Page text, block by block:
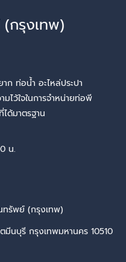
กรุงเทพ)
ก ท่อน้ำ อะไหล่ประปา
ไว้ใจในการจำหน่ายท่อพี
ด้มาตรฐาน
น.
ทรัพย์ (กรุงเทพ)
มีนบุรี กรุงเทพมหานคร 10510